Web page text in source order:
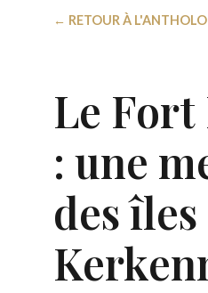
← RETOUR À
Le Fort
: une
des îles